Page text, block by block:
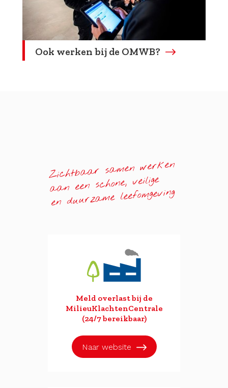
Ook werken bij de OMWB?
Zichtbaar samen werken
aan een schone, veilige
en duurzame leefomgeving
Meld overlast bij de
MilieuKlachtenCentrale
(24/7 bereikbaar)
Naar website